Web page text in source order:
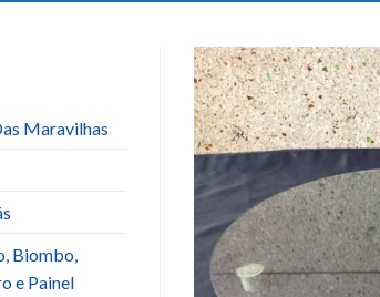
Maravilhas
Biombo,
e Painel